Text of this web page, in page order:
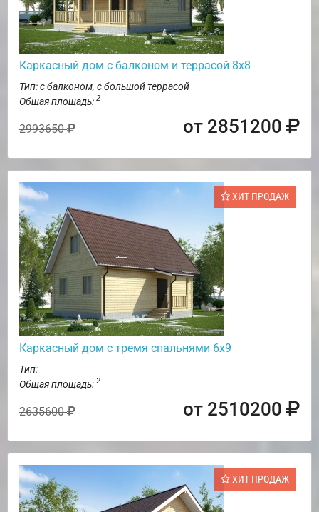
Каркасный дом с балконом и террасой 8х8
Тип: с балконом, с большой террасой
Общая площадь: 2
2993650 от 2851200
ХИТ ПРОДАЖ
Каркасный дом с тремя спальнями 6х9
Тип:
Общая площадь: 2
2635600 от 2510200
ХИТ ПРОДАЖ